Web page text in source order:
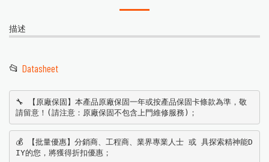
描述
📂 Datasheet
🔧 【原廠保固】本產品原廠保固一年或按產品保固卡條款為準，敬
請留意！(請注意：原廠保固不包含上門維修服務)；
💰 【批量優惠】分銷商、工程商、業界專業人士 或 具探索精神能D
IY的您，將獲得折扣優惠；